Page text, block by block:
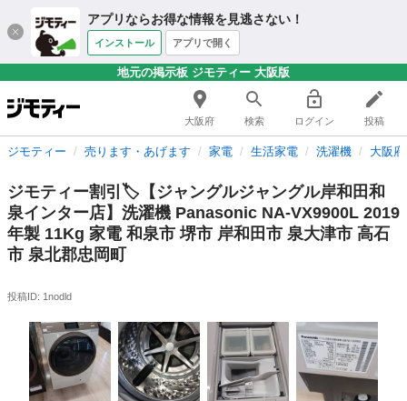
アプリならお得な情報を見逃さない！
インストール アプリで開く
地元の掲示板 ジモティー 大阪版
大阪府 検索 ログイン 投稿
ジモティー 売ります・あげます 家電 生活家電 洗濯機 大阪
ジモティー割引🏷️【ジャングルジャングル岸和田和
泉インター店】洗濯機 Panasonic NA-VX9900L 2019
年製 11Kg 家電 和泉市 堺市 岸和田市 泉大津市 高石
市 泉北郡忠岡町
投稿ID: 1nodld